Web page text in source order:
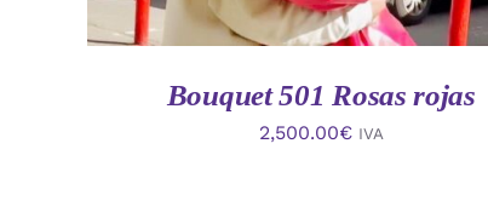
Bouquet 501 Rosas rojas
2,500.00€ IVA